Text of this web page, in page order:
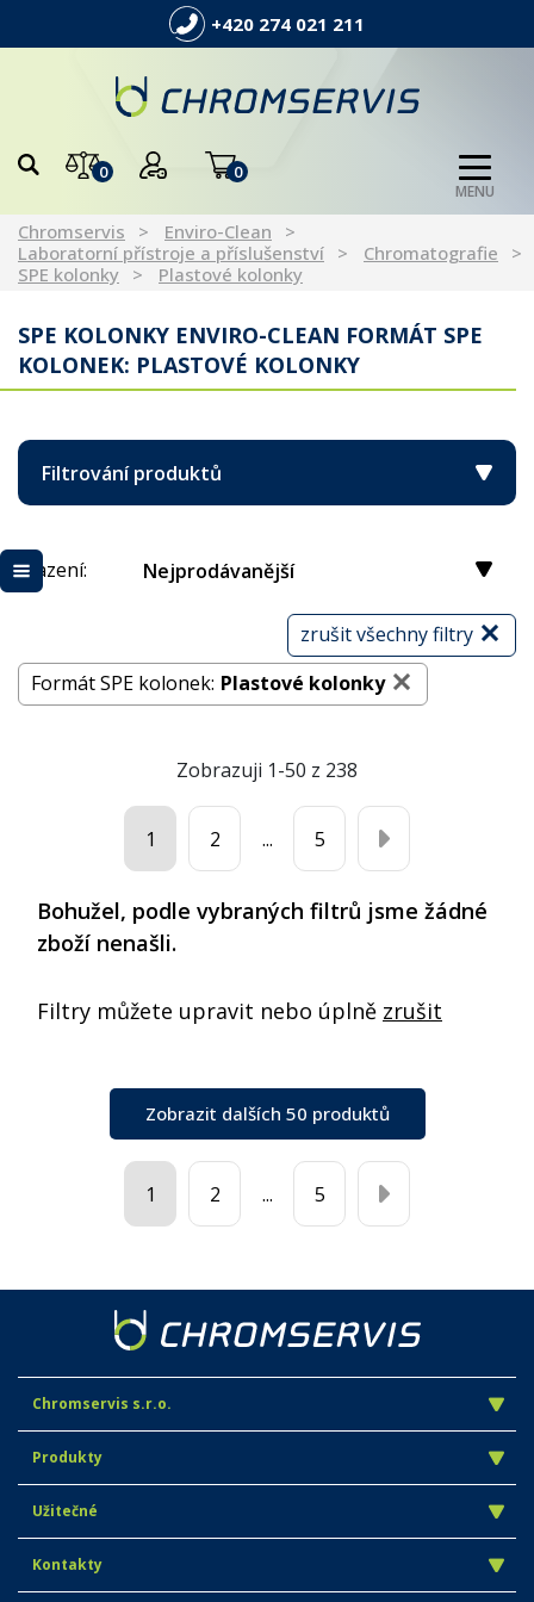
+420 274 021 211
0 0
MENU
Chromservis
Enviro-Clean
Laboratorní přístroje a příslušenství
Chromatografie
SPE kolonky
Plastové kolonky
SPE KOLONKY ENVIRO-CLEAN FORMÁT SPE
KOLONEK: PLASTOVÉ KOLONKY
Filtrování produktů
Řazení: Nejprodávanější
zrušit všechny filtry
Formát SPE kolonek: Plastové kolonky
Zobrazuji 1-50 z 238
1 2 ... 5
Bohužel, podle vybraných filtrů jsme žádné
zboží nenašli.
Filtry můžete upravit nebo úplně zrušit
Zobrazit dalších 50 produktů
1 2 ... 5
Chromservis s.r.o.
Produkty
Užitečné
Kontakty